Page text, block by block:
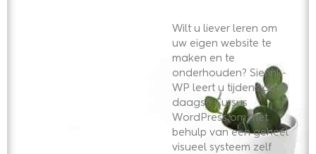
Wilt u liever leren om
uw eigen website te
maken en te
onderhouden? Sierink-
WP leert u tijdens de 1-
daagse Cursus
WordPress om met
behulp van een geheel
visueel systeem zelf